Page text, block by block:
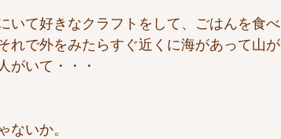
いて好きなクラフトをして、ごはんを食べ
れで外をみたらすぐ近くに海があって山が
がいて・・・
いか。